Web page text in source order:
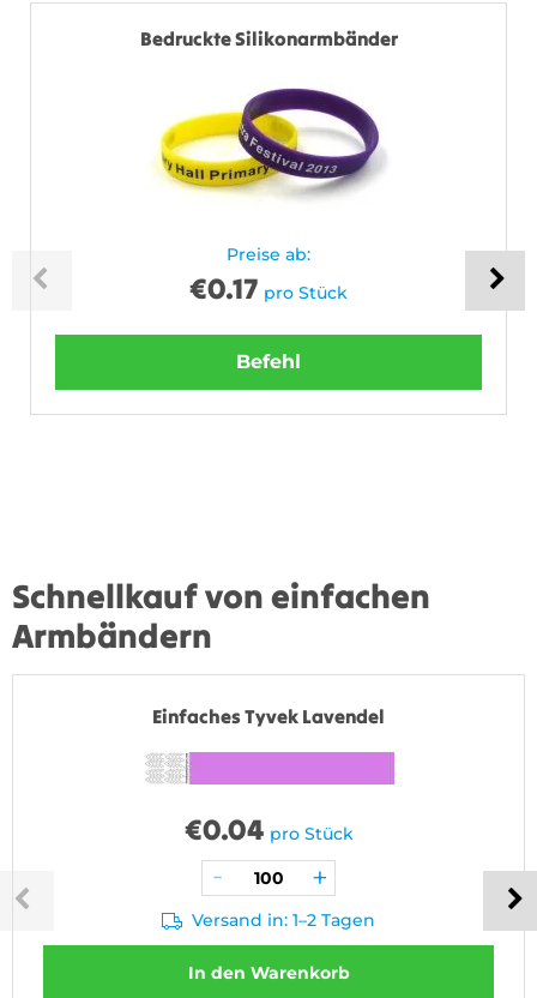
Bedruckte Silikonarmbänder
Preise ab:
€0.17 pro Stück
Befehl
Schnellkauf von einfachen
Armbändern
Einfaches Tyvek Lavendel
€0.04 pro Stück
Versand in: 1–2 Tagen
In den Warenkorb